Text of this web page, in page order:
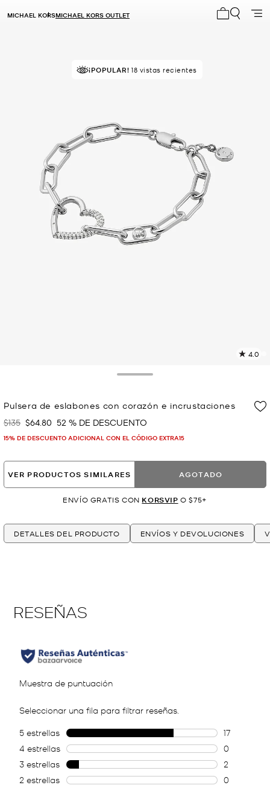
MICHAEL KORSMICHAEL KORS OUTLET
¡POPULAR! 18 vistas recientes
4.0
Pulsera de eslabones con corazón e incrustaciones
Era
$135 Ahora
$64.80 52 % DE DESCUENTO
15% DE DESCUENTO ADICIONAL CON EL CÓDIGO EXTRA15
VER PRODUCTOS SIMILARES AGOTADO
ENVÍO GRATIS CON KORSVIP O $75+
DETALLES DEL PRODUCTO ENVÍOS Y DEVOLUCIONES